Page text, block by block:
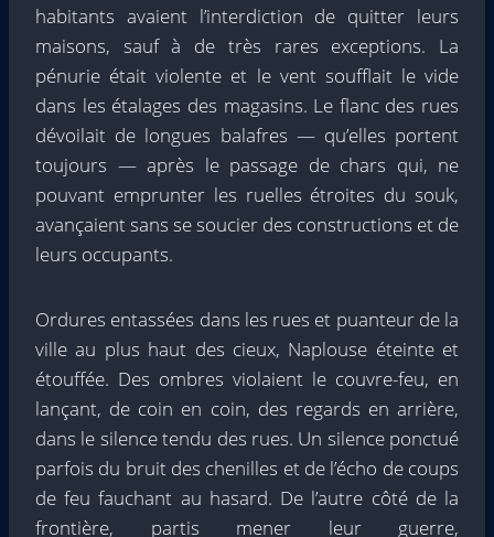
habitants avaient l’interdiction de quitter leurs
maisons, sauf à de très rares exceptions. La
pénurie était violente et le vent soufflait le vide
dans les étalages des magasins. Le flanc des rues
dévoilait de longues balafres — qu’elles portent
toujours — après le passage de chars qui, ne
pouvant emprunter les ruelles étroites du souk,
avançaient sans se soucier des constructions et de
leurs occupants.
Ordures entassées dans les rues et puanteur de la
ville au plus haut des cieux, Naplouse éteinte et
étouffée. Des ombres violaient le couvre-feu, en
lançant, de coin en coin, des regards en arrière,
dans le silence tendu des rues. Un silence ponctué
parfois du bruit des chenilles et de l’écho de coups
de feu fauchant au hasard. De l’autre côté de la
frontière, partis mener leur guerre,